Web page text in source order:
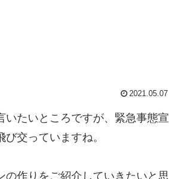
2021.05.07
いたいところですが、緊急事態宣
交っていますね。
作りをご紹介していきたいと思